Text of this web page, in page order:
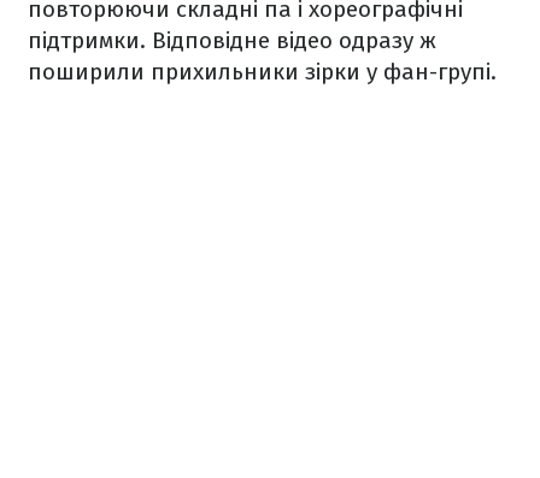
повторюючи складні па і хореографічні
підтримки. Відповідне відео одразу ж
поширили прихильники зірки у фан-групі.